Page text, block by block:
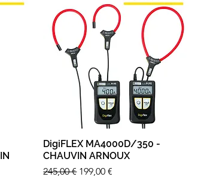
Aperçu rapide
DigiFLEX MA4000D/350 -
CHAUVIN ARNOUX
Prix original
245,00 € Prix promotionnel
199,00 €